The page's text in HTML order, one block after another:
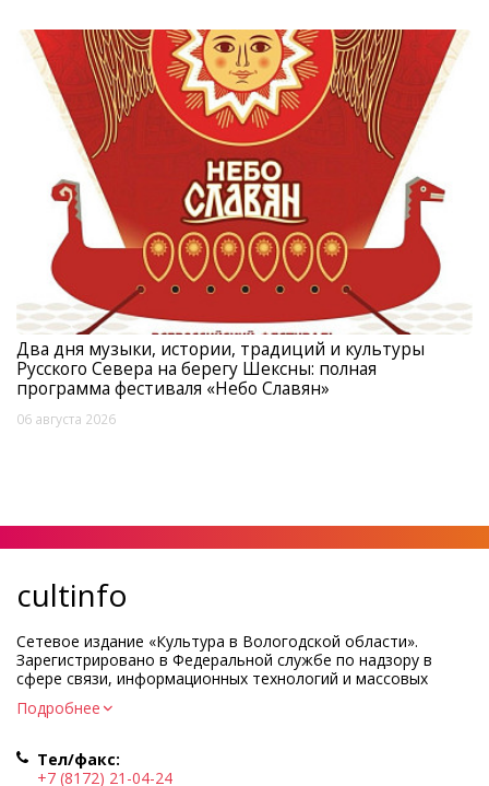
Два дня музыки, истории, традиций и культуры
Русского Севера на берегу Шексны: полная
программа фестиваля «Небо Славян»
06 августа 2026
cultinfo
Сетевое издание «Культура в Вологодской области».
Зарегистрировано в Федеральной службе по надзору в
сфере связи, информационных технологий и массовых
коммуникаций.
Регистрационный номер и дата принятия решения о
Учредитель КУ ВО «Информационно-аналитический центр
Подробнее
Тел/факс:
+7 (8172) 21-04-24